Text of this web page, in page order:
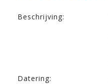
Beschrijving:
Datering: